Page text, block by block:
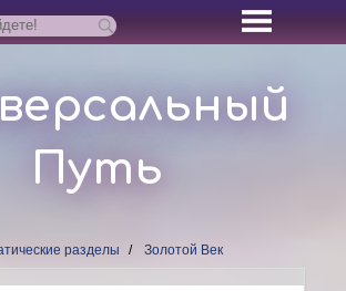
Путь
разделы Золотой Век